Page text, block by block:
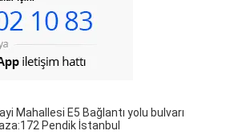
Mahallesi E5 Bağlantı yolu bulvarı
Pendik İstanbul